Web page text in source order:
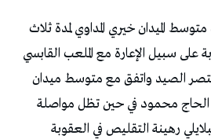
الميدان خيري المداوي لمدة ثلاث
سبيل الإعارة مع الملعب القابسي
الصيد واتفق مع متوسط ميدان
محمود في حين تظل مواصلة
رهينة التقليص في العقوبة